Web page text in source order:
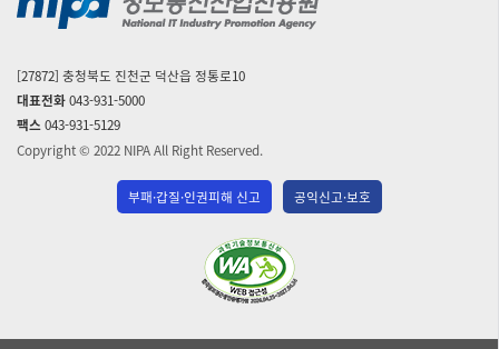
[27872] 충청북도 진천군 덕산읍 정통로10
대표전화043-931-5000
팩스043-931-5129
Copyright © 2022 NIPA All Right Reserved.
부패·갑질·인권피해 신고 공익신고·보호
(사)
한
국